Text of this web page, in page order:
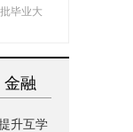
装交
毕业大
金融
升互学